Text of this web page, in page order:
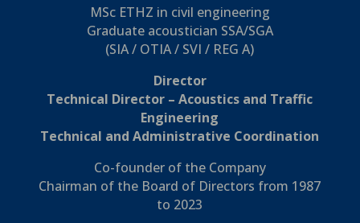
MSc ETHZ in civil engineering
Graduate acoustician SSA/SGA
(SIA / OTIA / SVI / REG A)
Director
Technical Director – Acoustics and Traffic
Engineering
Technical and Administrative Coordination
Co-founder of the Company
Chairman of the Board of Directors from 1987
to 2023